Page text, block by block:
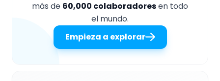
más de 60,000 colaboradoresen todo
el mundo.
Empieza a explorar